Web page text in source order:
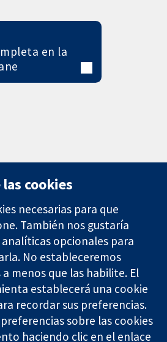
en la
13 Cavendish
0AN
Unido
Contacto
Noticias
Prensa
Sobre
nosotros
Empleo
Cochrane
Library
cookies
necesarias para que
También nos gustaría
opcionales para
No estableceremos
menos que las habilite. El
establecerá una cookie
recordar sus preferencias.
sobre las cookies
haciendo clic en el enlace